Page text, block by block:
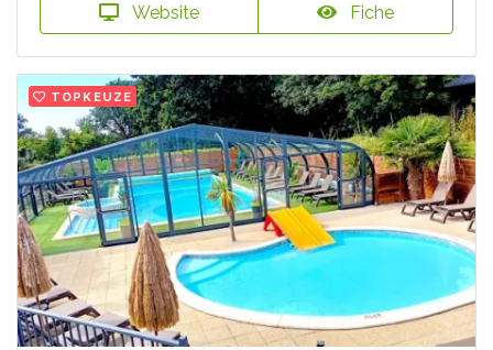
Website Fiche
TOPKEUZE